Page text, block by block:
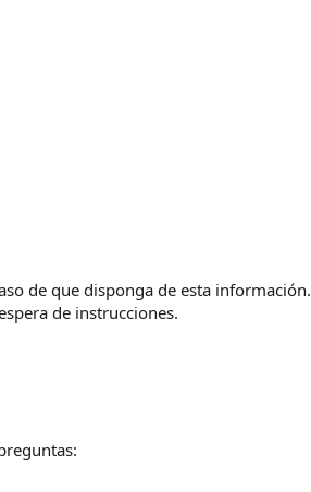
de que disponga de esta información.
de instrucciones.